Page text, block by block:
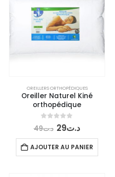
OREILLERS ORTHOPÉDIQUES
Oreiller Naturel Kiné
orthopédique
out of 5
د.ت49 Le
prix
initial
était :
د.ت49.
د.ت29 Le
actuel
est :
AJOUTER AU PANIER